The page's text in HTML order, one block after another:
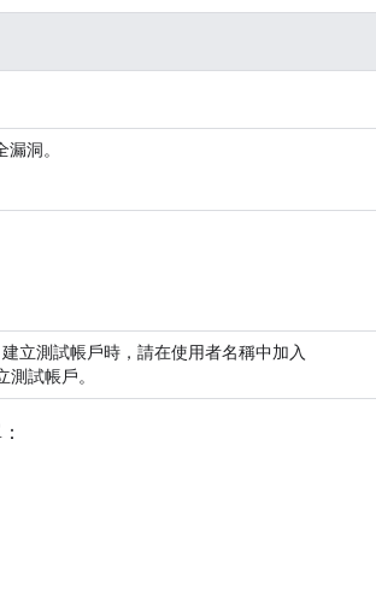
洞。
立測試帳戶時，請在使用者名稱中加入
試帳戶。